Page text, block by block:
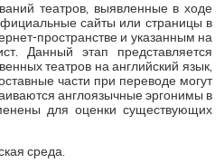
театров, выявленные в ходе
сайты или страницы в
пространстве и указанным на
Данный этап представляется
театров на английский язык,
части при переводе могут
англоязычные эргонимы в
для оценки существующих
среда.